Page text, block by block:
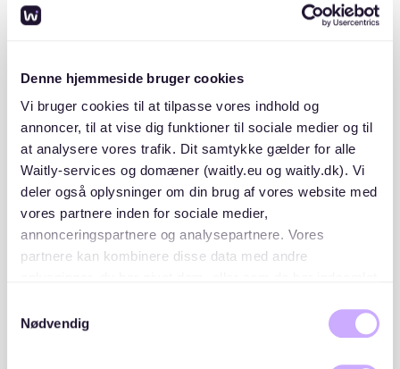
Denne hjemmeside bruger cookies
Vi bruger cookies til at tilpasse vores indhold og
annoncer, til at vise dig funktioner til sociale medier og til
at analysere vores trafik. Dit samtykke gælder for alle
Waitly-services og domæner (waitly.eu og waitly.dk). Vi
deler også oplysninger om din brug af vores website med
vores partnere inden for sociale medier,
annonceringspartnere og analysepartnere. Vores
partnere kan kombinere disse data med andre
cookies, hvis du fortsætter med at anvende vores
Nødvendig
Beskrivelse